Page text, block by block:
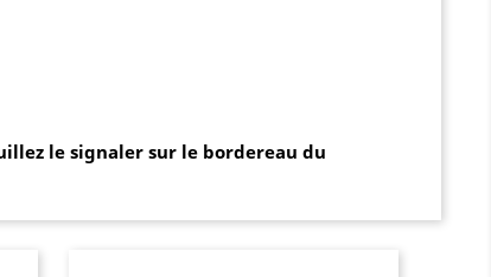
le signaler sur le bordereau du